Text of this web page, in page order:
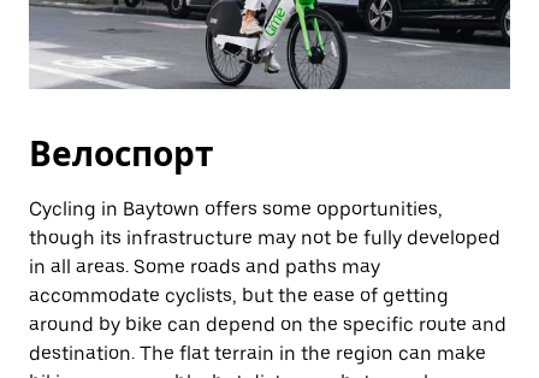
Велоспорт
Cycling in Baytown offers some opportunities,
though its infrastructure may not be fully developed
in all areas. Some roads and paths may
accommodate cyclists, but the ease of getting
around by bike can depend on the specific route and
destination. The flat terrain in the region can make